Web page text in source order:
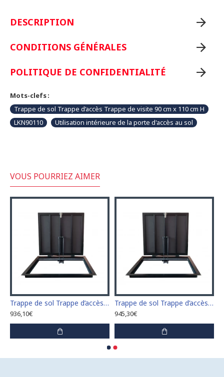
DESCRIPTION
CONDITIONS GÉNÉRALES
POLITIQUE DE CONFIDENTIALITÉ
Mots-clefs :
Trappe de sol Trappe d’accès Trappe de visite 90 cm x 110 cm H
LKN90110
Utilisation intérieure de la porte d'accès au sol
VOUS POURRIEZ AIMER
Trappe de sol Trappe d’accès Trappe de visite 60 cm x 70 cm "H"
936,10€
Trappe de sol Trappe d’accès Trappe de visite 60 cm x 80 cm "H"
945,30€